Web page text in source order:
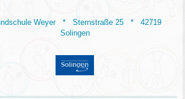
Weyer * Sternstraße 25 * 42719
Solingen